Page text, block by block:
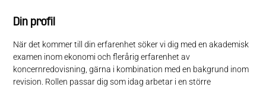
Din profil
När det kommer till din erfarenhet söker vi dig med en akademisk
examen inom ekonomi och flerårig erfarenhet av
koncernredovisning, gärna i kombination med en bakgrund inom
revision. Rollen passar dig som idag arbetar i en större